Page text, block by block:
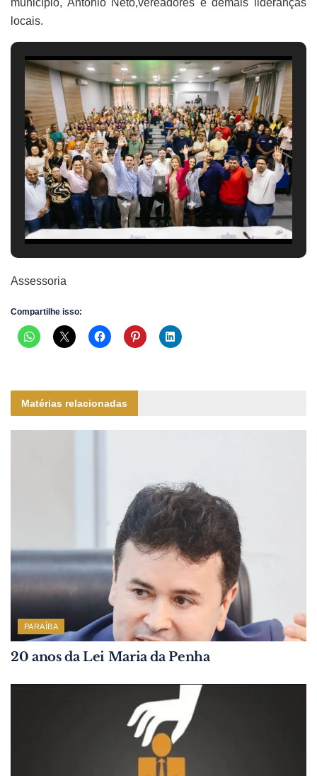
locais.
Assessoria
Compartilhe isso:
Matérias relacionadas
PARAÍBA
20 anos da Lei Maria da Penha